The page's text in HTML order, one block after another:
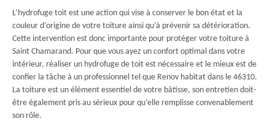
L’hydrofuge toit est une action qui vise à conserver le bon état et la
couleur d’origine de votre toiture ainsi qu’à prévenir sa détérioration.
Cette intervention est donc importante pour protéger votre toiture à
Saint Chamarand. Pour que vous ayez un confort optimal dans votre
intérieur, réaliser un hydrofuge de toit est nécessaire et le mieux est de
confier la tâche à un professionnel tel que Renov habitat dans le 46310.
La toiture est un élément essentiel de votre bâtisse, son entretien doit-
être également pris au sérieux pour qu’elle remplisse convenablement
son rôle.